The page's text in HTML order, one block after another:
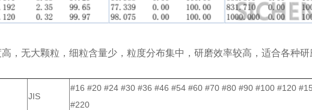
，无大颗粒，细粒含量少，粒度分布集中，研磨效率较高，适合各种
JIS
#16 #20 #24 #30 #36 #46 #54 #60 #70 #80 #90 #100 #120
#220